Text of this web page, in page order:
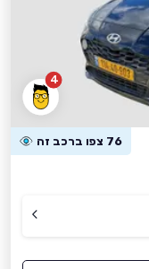
4
76 צפו ברכב זה